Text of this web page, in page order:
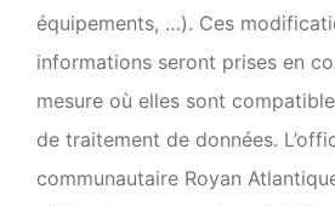
équipements, …). Ces
informations seront prises en
mesure où elles sont
de traitement de données.
communautaire Royan